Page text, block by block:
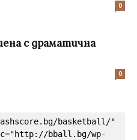
0
с драматична
0
basketball/"
bball.bg/wp-